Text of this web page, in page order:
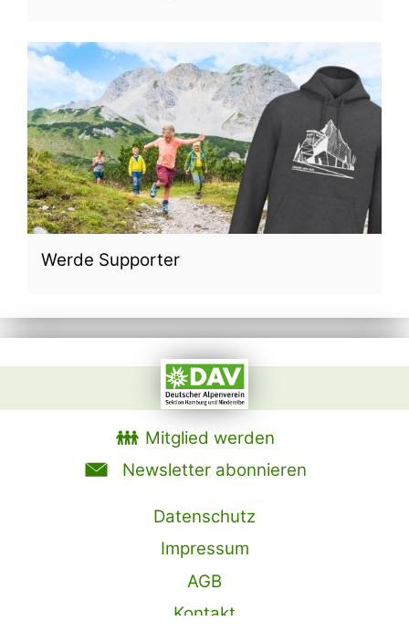
Werde Supporter
Mitglied werden
Newsletter abonnieren
Datenschutz
Impressum
AGB
Kontakt